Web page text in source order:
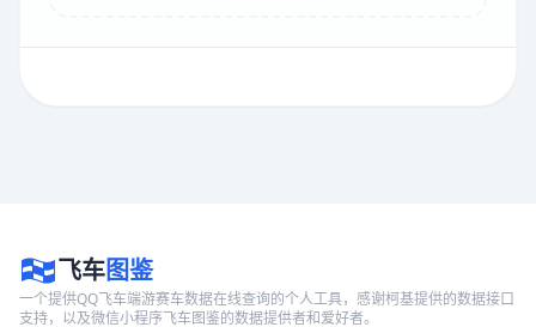
飞车图鉴
一个提供QQ飞车端游赛车数据在线查询的个人工具，感谢柯基提供的数据接口
支持，以及微信小程序飞车图鉴的数据提供者和爱好者。